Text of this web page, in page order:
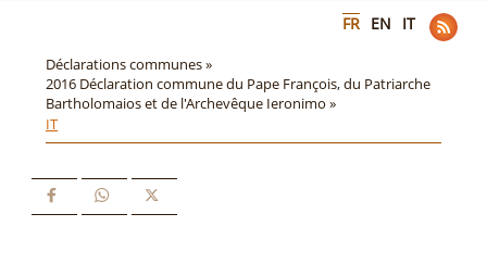
FR EN IT
Déclarations communes »
2016 Déclaration commune du Pape François, du Patriarche
Bartholomaios et de l'Archevêque Ieronimo »
IT